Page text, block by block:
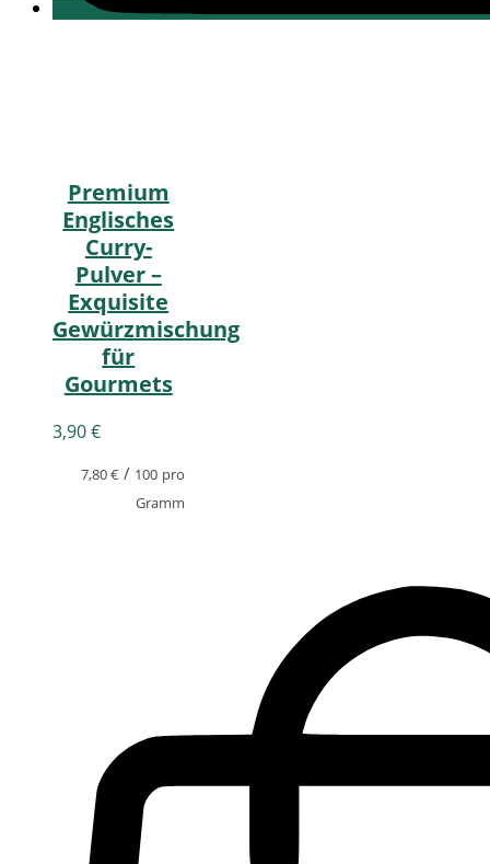
Premium
Englisches
Curry-
Pulver –
Exquisite
Gewürzmischung
für
Gourmets
3,90€
7,80€/ 100 pro
Gramm